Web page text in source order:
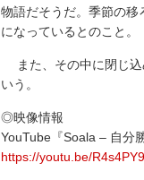
物語だそうだ。季節の移
になっているとのこと。
また、その中に閉じ込
いう。
◎映像情報
YouTube『Soala – 自分
https://youtu.be/